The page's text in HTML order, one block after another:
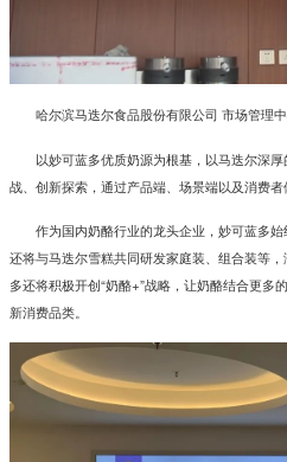
哈尔滨马迭尔食品股份有限公司 市场管理
以妙可蓝多优质奶源为根基，以马迭尔深
战、创新探索，通过产品端、场景端以及消费者
作为国内奶酪行业的龙头企业，妙可蓝多
还将与马迭尔雪糕共同研发家庭装、组合装等
多还将积极开创“奶酪+”战略，让奶酪结合更多
新消费品类。